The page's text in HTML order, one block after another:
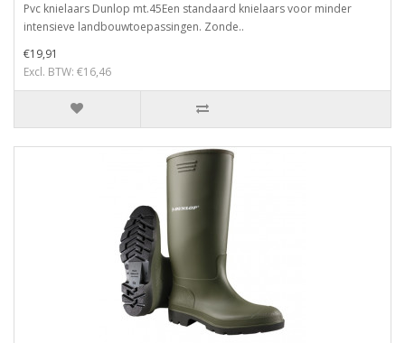
Pvc knielaars Dunlop mt.45Een standaard knielaars voor minder
intensieve landbouwtoepassingen. Zonde..
€19,91
Excl. BTW: €16,46